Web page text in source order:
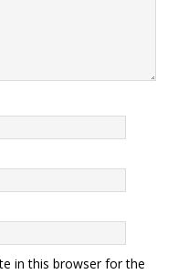
in this browser for the